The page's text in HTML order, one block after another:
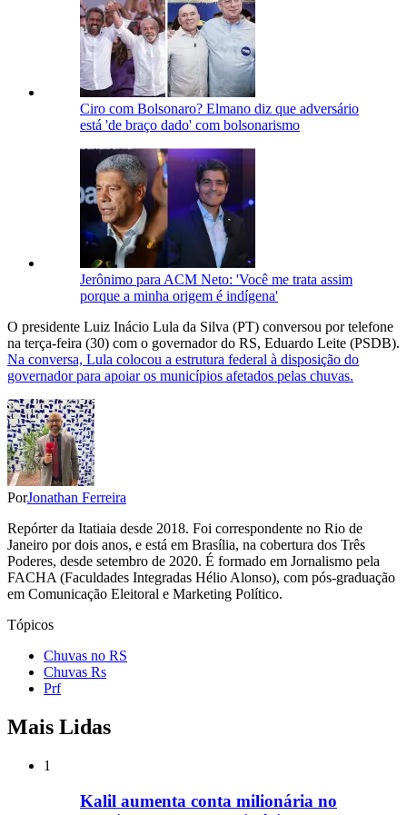
Ciro com Bolsonaro? Elmano diz que adversário
está 'de braço dado' com bolsonarismo
Jerônimo para ACM Neto: 'Você me trata assim
porque a minha origem é indígena'
O presidente Luiz Inácio Lula da Silva (PT) conversou por telefone
na terça-feira (30) com o governador do RS, Eduardo Leite (PSDB).
Na conversa, Lula colocou a estrutura federal à disposição do
governador para apoiar os municípios afetados pelas chuvas.
PorJonathan Ferreira
Repórter da Itatiaia desde 2018. Foi correspondente no Rio de
Janeiro por dois anos, e está em Brasília, na cobertura dos Três
Poderes, desde setembro de 2020. É formado em Jornalismo pela
FACHA (Faculdades Integradas Hélio Alonso), com pós-graduação
em Comunicação Eleitoral e Marketing Político.
Tópicos
Chuvas no RS
Chuvas Rs
Prf
Mais Lidas
1
Kalil aumenta conta milionária no